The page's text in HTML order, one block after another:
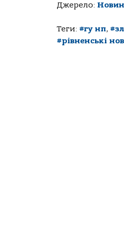
Джерело:
Теги: #гу нп,
#рівненські